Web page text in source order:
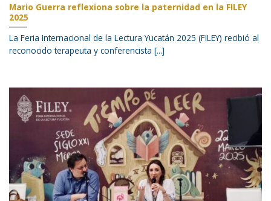
Mario Guerra reflexiona sobre la paternidad en la FILEY
2025
La Feria Internacional de la Lectura Yucatán 2025 (FILEY) recibió al
reconocido terapeuta y conferencista [...]